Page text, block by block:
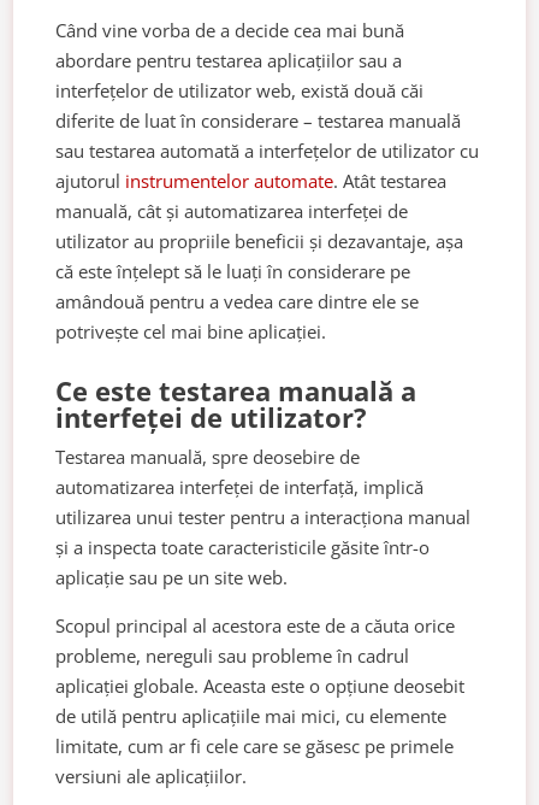
Când vine vorba de a decide cea mai bună
abordare pentru testarea aplicațiilor sau a
interfețelor de utilizator web, există două căi
diferite de luat în considerare – testarea manuală
sau testarea automată a interfețelor de utilizator cu
ajutorul instrumentelor automate. Atât testarea
manuală, cât și automatizarea interfeței de
utilizator au propriile beneficii și dezavantaje, așa
că este înțelept să le luați în considerare pe
amândouă pentru a vedea care dintre ele se
potrivește cel mai bine aplicației.
Ce este testarea manuală a
interfeței de utilizator?
Testarea manuală, spre deosebire de
automatizarea interfeței de interfață, implică
utilizarea unui tester pentru a interacționa manual
și a inspecta toate caracteristicile găsite într-o
aplicație sau pe un site web.
Scopul principal al acestora este de a căuta orice
probleme, nereguli sau probleme în cadrul
aplicației globale. Aceasta este o opțiune deosebit
de utilă pentru aplicațiile mai mici, cu elemente
limitate, cum ar fi cele care se găsesc pe primele
versiuni ale aplicațiilor.